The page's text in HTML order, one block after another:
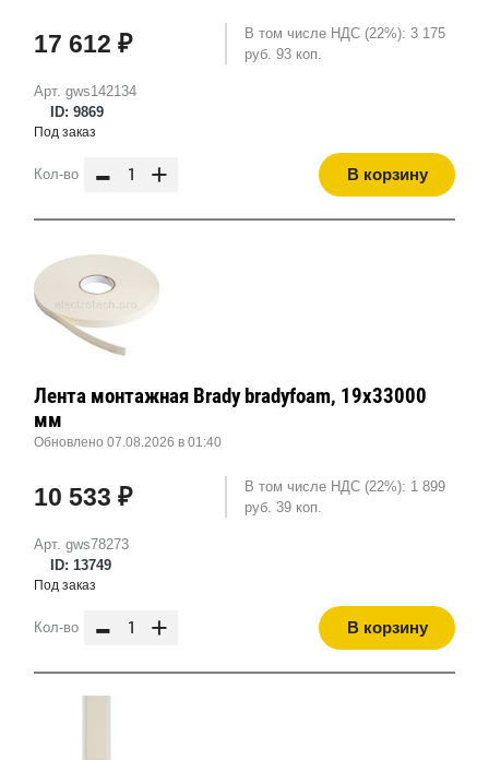
Арт. gws142134
ID: 9869
17 612 ₽
В том числе НДС (22%): 3 175
руб. 93 коп.
Под заказ
Кол-во - + В корзину
Арт. gws78273
ID: 13749
Лента монтажная Brady bradyfoam, 19x33000
мм
Обновлено 07.08.2026 в 01:40
10 533 ₽
В том числе НДС (22%): 1 899
руб. 39 коп.
Под заказ
Кол-во - + В корзину